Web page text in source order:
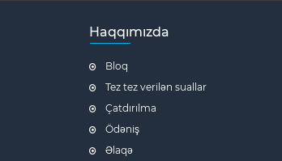
Haqqımızda
Bloq
Tez tez verilən suallar
Çatdırılma
Ödəniş
Əlaqə